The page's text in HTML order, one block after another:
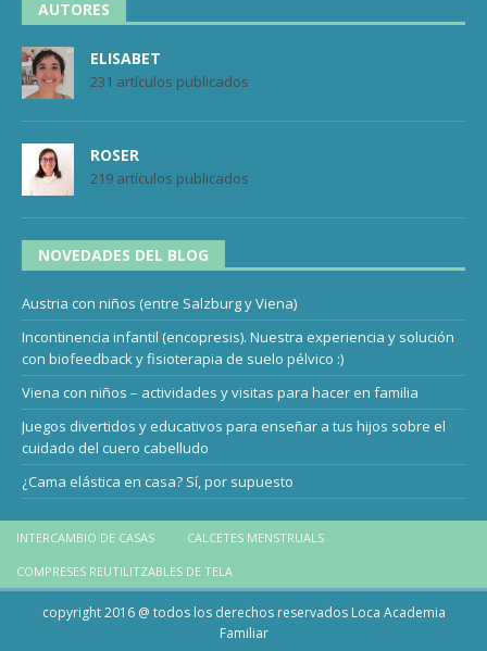
AUTORES
ELISABET
231 artículos publicados
ROSER
219 artículos publicados
NOVEDADES DEL BLOG
Austria con niños (entre Salzburg y Viena)
Incontinencia infantil (encopresis). Nuestra experiencia y solución
con biofeedback y fisioterapia de suelo pélvico :)
Viena con niños – actividades y visitas para hacer en familia
Juegos divertidos y educativos para enseñar a tus hijos sobre el
cuidado del cuero cabelludo
¿Cama elástica en casa? Sí, por supuesto
INTERCAMBIO DE CASAS CALCETES MENSTRUALS
COMPRESES REUTILITZABLES DE TELA
copyright 2016 @ todos los derechos reservados Loca Academia
Familiar